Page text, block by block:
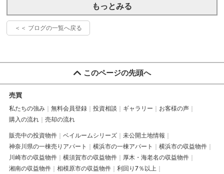
もっとみる
＜＜ ブログの一覧へ戻る
このページの先頭へ
売買
私たちの強み 無料会員登録 投資相談 ギャラリー
お客様の声
購入の流れ
売却の流れ
販売中の投資物件 ベイルームシリーズ
未公開土地情報
神奈川県の一棟売りアパート
横浜市の一棟アパート
横浜市の収益物件
川崎市の収益物件
横須賀市の収益物件
厚木・海老名の収益物件
湘南の収益物件
相模原市の収益物件
利回り7％以上